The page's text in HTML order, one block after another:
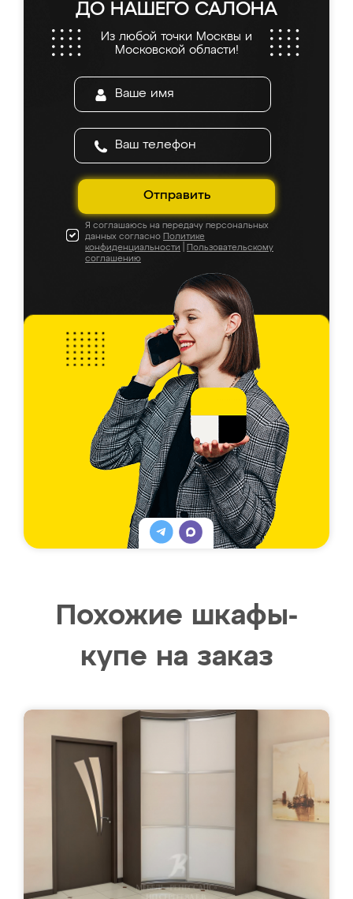
ДО НАШЕГО САЛОНА
Из любой точки Москвы и
Московской области!
Отправить
Я соглашаюсь на передачу персональных
данных согласно Политике
конфиденциальности
Пользовательскому
соглашению
Похожие шкафы-
купе на заказ